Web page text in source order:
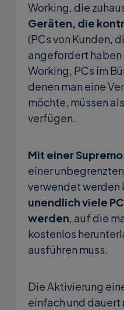
Working, die
Geräten, die
(PCs von Kunden,
angefordert haben
Working, PCs im
denen man eine
möchte, müssen
verfügen.
Mit einer
einer
verwendet werden
unendlich viele
werden, auf die
kostenlos
ausführen muss.
Die Aktivierung
einfach und dauert